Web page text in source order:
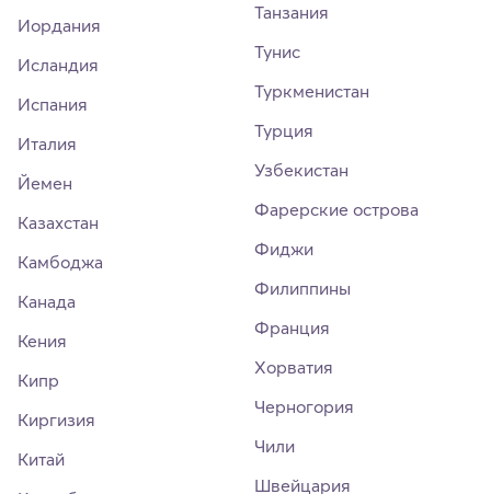
Иордания
Исландия
Испания
Италия
Йемен
Казахстан
Камбоджа
Канада
Кения
Кипр
Киргизия
Китай
Танзания
Тунис
Туркменистан
Турция
Узбекистан
Фарерские острова
Фиджи
Филиппины
Франция
Хорватия
Черногория
Чили
Швейцария